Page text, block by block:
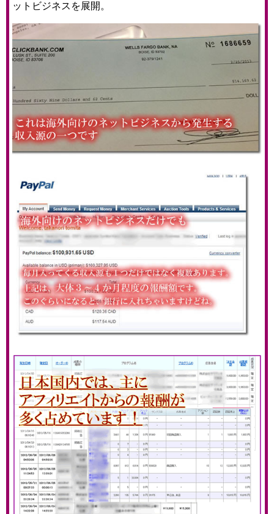
ットビジネスを展開。